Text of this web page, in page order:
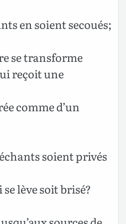
en soient secoués;
se transforme
reçoit une
comme d’un
soient privés
lève soit brisé?